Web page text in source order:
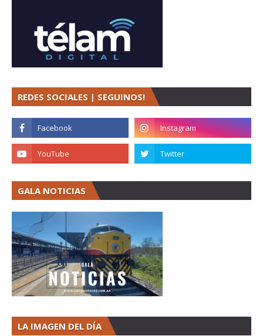
REDES SOCIALES | SEGUINOS!
GALA NOTICIAS
LA IMAGEN DEL DÍA